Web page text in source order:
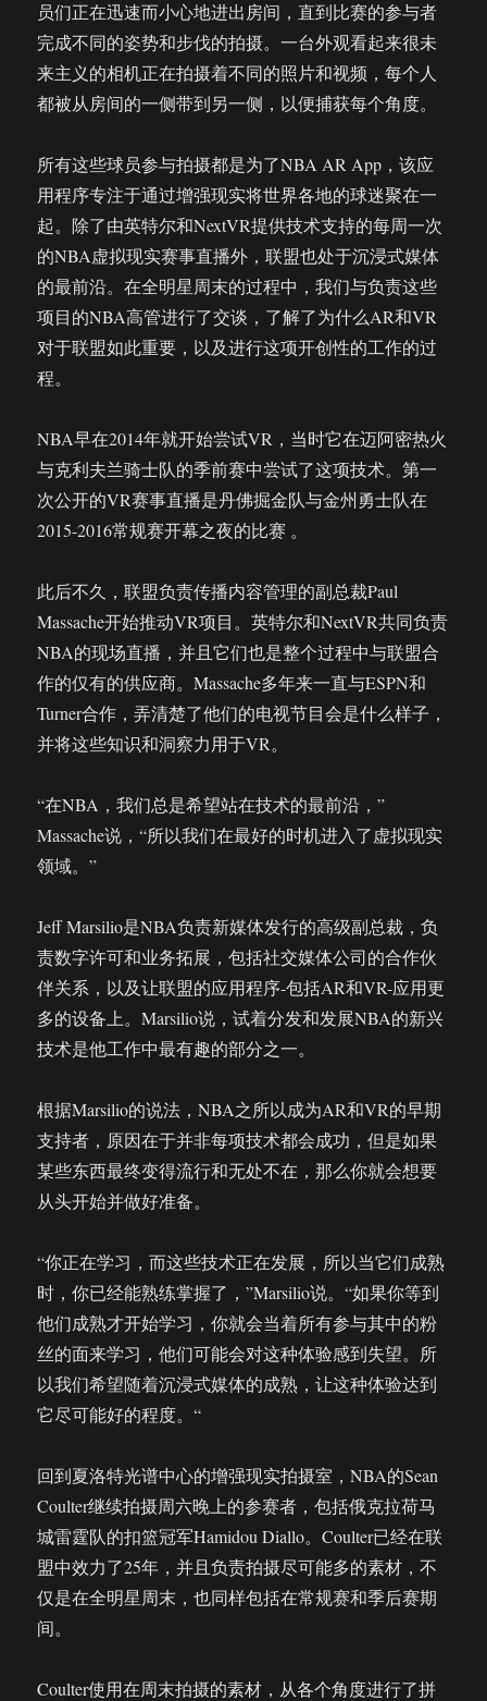
景
训
练
员们正在迅速而小心地进出房间，直到比赛的参与者
完成不同的姿势和步伐的拍摄。一台外观看起来很未
来主义的相机正在拍摄着不同的照片和视频，每个人
都被从房间的一侧带到另一侧，以便捕获每个角度。
所有这些球员参与拍摄都是为了NBA AR App，该应
用程序专注于通过增强现实将世界各地的球迷聚在一
起。除了由英特尔和NextVR提供技术支持的每周一次
的NBA虚拟现实赛事直播外，联盟也处于沉浸式媒体
的最前沿。在全明星周末的过程中，我们与负责这些
项目的NBA高管进行了交谈，了解了为什么AR和VR
对于联盟如此重要，以及进行这项开创性的工作的过
程。
NBA早在2014年就开始尝试VR，当时它在迈阿密热火
与克利夫兰骑士队的季前赛中尝试了这项技术。第一
次公开的VR赛事直播是丹佛掘金队与金州勇士队在
2015-2016常规赛开幕之夜的比赛 。
此后不久，联盟负责传播内容管理的副总裁Paul
Massache开始推动VR项目。英特尔和NextVR共同负责
NBA的现场直播，并且它们也是整个过程中与联盟合
作的仅有的供应商。Massache多年来一直与ESPN和
Turner合作，弄清楚了他们的电视节目会是什么样子，
并将这些知识和洞察力用于VR。
“在NBA，我们总是希望站在技术的最前沿，”
Massache说，“所以我们在最好的时机进入了虚拟现实
领域。”
Jeff Marsilio是NBA负责新媒体发行的高级副总裁，负
责数字许可和业务拓展，包括社交媒体公司的合作伙
伴关系，以及让联盟的应用程序-包括AR和VR-应用更
多的设备上。Marsilio说，试着分发和发展NBA的新兴
技术是他工作中最有趣的部分之一。
根据Marsilio的说法，NBA之所以成为AR和VR的早期
支持者，原因在于并非每项技术都会成功，但是如果
某些东西最终变得流行和无处不在，那么你就会想要
从头开始并做好准备。
“你正在学习，而这些技术正在发展，所以当它们成熟
时，你已经能熟练掌握了，”Marsilio说。“如果你等到
他们成熟才开始学习，你就会当着所有参与其中的粉
丝的面来学习，他们可能会对这种体验感到失望。所
以我们希望随着沉浸式媒体的成熟，让这种体验达到
它尽可能好的程度。“
回到夏洛特光谱中心的增强现实拍摄室，NBA的Sean
Coulter继续拍摄周六晚上的参赛者，包括俄克拉荷马
城雷霆队的扣篮冠军Hamidou Diallo。Coulter已经在联
盟中效力了25年，并且负责拍摄尽可能多的素材，不
仅是在全明星周末，也同样包括在常规赛和季后赛期
间。
Coulter使用在周末拍摄的素材，从各个角度进行了拼